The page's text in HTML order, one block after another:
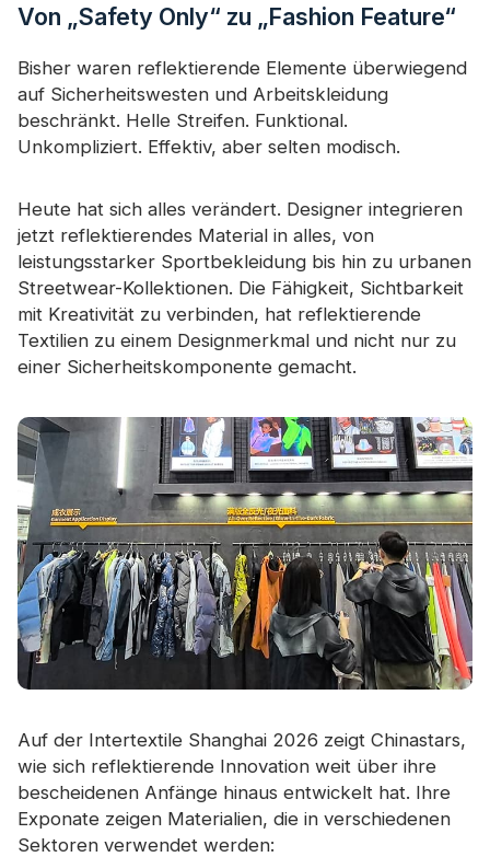
Von „Safety Only“ zu „Fashion Feature“
Bisher waren reflektierende Elemente überwiegend
auf Sicherheitswesten und Arbeitskleidung
beschränkt. Helle Streifen. Funktional.
Unkompliziert. Effektiv, aber selten modisch.
Heute hat sich alles verändert. Designer integrieren
jetzt reflektierendes Material in alles, von
leistungsstarker Sportbekleidung bis hin zu urbanen
Streetwear-Kollektionen. Die Fähigkeit, Sichtbarkeit
mit Kreativität zu verbinden, hat reflektierende
Textilien zu einem Designmerkmal und nicht nur zu
einer Sicherheitskomponente gemacht.
Auf der Intertextile Shanghai 2026 zeigt Chinastars,
wie sich reflektierende Innovation weit über ihre
bescheidenen Anfänge hinaus entwickelt hat. Ihre
Exponate zeigen Materialien, die in verschiedenen
Sektoren verwendet werden: